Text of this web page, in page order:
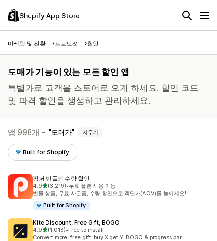
Shopify App Store
마케팅 및 전환 프로모션 할인
도매가 기능이 있는 모든 할인 앱
특별가로 고객을 스토어로 오게 하세요. 할인 코드
및 파격 할인을 생성하고 관리하세요.
앱 998개 - 도매가 지우기
Built for Shopify
펌퍼 번들의 수량 할인
4.9별 5개 중
(3,219)
총 리뷰 3219개
•무료 플랜 사용 가능
번들 상품, 무료 사은품, 수량 할인으로 객단가(AOV)를 높이세요!
Built for Shopify
Kite Discount, Free Gift, BOGO
4.9별 5개 중
(1,018)
총 리뷰 1018개
•Free to install
Convert more: free gift, buy X get Y, BOGO & progress bar